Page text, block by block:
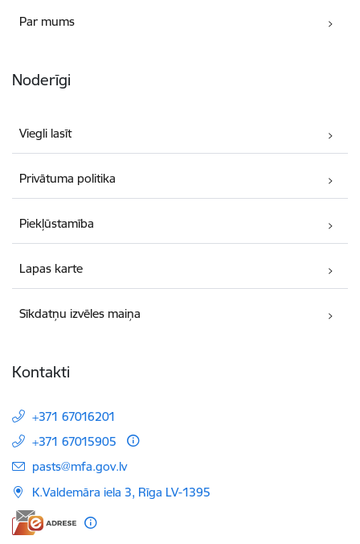
Par mums
Noderīgi
Viegli lasīt
Privātuma politika
Piekļūstamība
Lapas karte
Sīkdatņu izvēles maiņa
Kontakti
+371 67016201
+371 67015905
E-pasts:
pasts@mfa.gov.lv
K.Valdemāra iela 3, Rīga LV-1395